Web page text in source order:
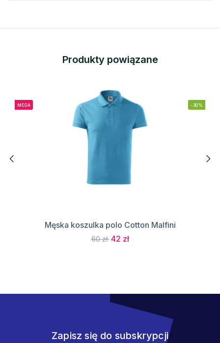
Produkty powiązane
MEGA -30%
Męska koszulka polo Cotton Malfini
60 zł 42 zł
Zapisz się do subskrypcji